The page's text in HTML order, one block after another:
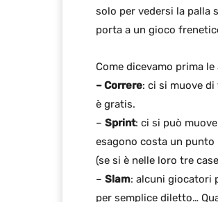
solo per vedersi la palla
porta a un gioco
Come dicevamo prima
– Correre: ci si muove
è gratis.
– Sprint: ci si può
esagono costa un punto
(se si è nelle loro tre
– Slam: alcuni giocatori
per semplice diletto…